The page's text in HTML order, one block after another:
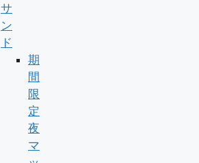
サ
ン
ド
期
間
限
定
夜
マ